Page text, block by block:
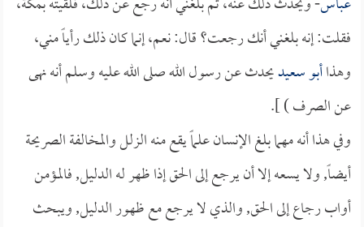
فقلت: إنه بلغني أنك رجعت؟ قال: نعم، إنما كان ذلك رأياً مني،
وهذاأبو سعيديحدث عن رسول الله صلى الله عليه وسلم أنه نهى
عن الصرف ) ].
وفي هذا أنه مهما بلغ الإنسان علماً يقع منه الزلل والمخالفة الصريحة
أيضاً, ولا يسعه إلا أن يرجع إلى الحق إذا ظهر له الدليل, فالمؤمن
أواب رجاع إلى الحق, والذي لا يرجع مع ظهور الدليل, ويبحث